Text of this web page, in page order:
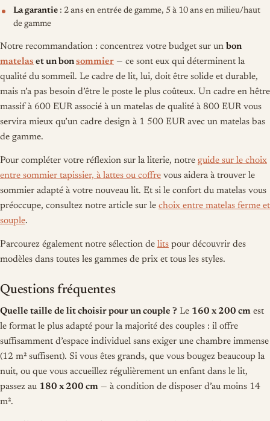
La garantie : 2 ans en entrée de gamme, 5 à 10 ans en milieu/haut
de gamme
Notre recommandation : concentrez votre budget sur un bon
matelas et un bon sommier — ce sont eux qui déterminent la
qualité du sommeil. Le cadre de lit, lui, doit être solide et durable,
mais n’a pas besoin d’être le poste le plus coûteux. Un cadre en hêtre
massif à 600 EUR associé à un matelas de qualité à 800 EUR vous
servira mieux qu’un cadre design à 1 500 EUR avec un matelas bas
de gamme.
Pour compléter votre réflexion sur la literie, notre guide sur le choix
entre sommier tapissier, à lattes ou coffre vous aidera à trouver le
sommier adapté à votre nouveau lit. Et si le confort du matelas vous
préoccupe, consultez notre article sur le choix entre matelas ferme et
souple.
Parcourez également notre sélection de lits pour découvrir des
modèles dans toutes les gammes de prix et tous les styles.
Questions fréquentes
Quelle taille de lit choisir pour un couple ? Le 160 x 200 cm est
le format le plus adapté pour la majorité des couples : il offre
suffisamment d’espace individuel sans exiger une chambre immense
(12 m² suffisent). Si vous êtes grands, que vous bougez beaucoup la
nuit, ou que vous accueillez régulièrement un enfant dans le lit,
passez au 180 x 200 cm — à condition de disposer d’au moins 14
m².